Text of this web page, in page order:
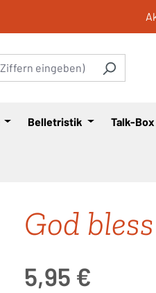
Belletristik Talk-Box
God
5,95 €